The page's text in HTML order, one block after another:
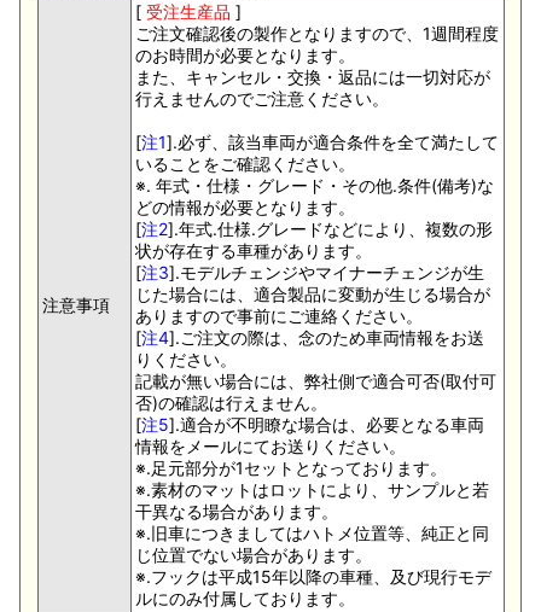
注意事項
[ 受注生産品 ]
ご注文確認後の製作となりますので、1週間程度
のお時間が必要となります。
また、キャンセル・交換・返品には一切対応が
行えませんのでご注意ください。
[注1].必ず、該当車両が適合条件を全て満たして
いることをご確認ください。
※. 年式・仕様・グレード・その他.条件(備考)な
どの情報が必要となります。
[注2].年式.仕様.グレードなどにより、複数の形
状が存在する車種があります。
[注3].モデルチェンジやマイナーチェンジが生
じた場合には、適合製品に変動が生じる場合が
ありますので事前にご連絡ください。
[注4].ご注文の際は、念のため車両情報をお送
りください。
記載が無い場合には、弊社側で適合可否(取付可
否)の確認は行えません。
[注5].適合が不明瞭な場合は、必要となる車両
情報をメールにてお送りください。
※.足元部分が1セットとなっております。
※.素材のマットはロットにより、サンプルと若
干異なる場合があります。
※.旧車につきましてはハトメ位置等、純正と同
じ位置でない場合があります。
※.フックは平成15年以降の車種、及び現行モデ
ルにのみ付属しております。